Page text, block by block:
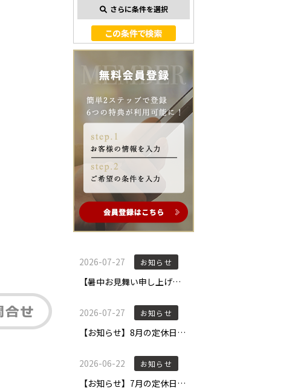
さらに条件を選択